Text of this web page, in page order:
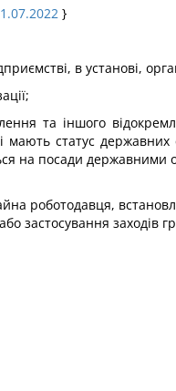
}
в установі,
та іншого
мають статус державних
на посади
роботодавця,
застосування заходів